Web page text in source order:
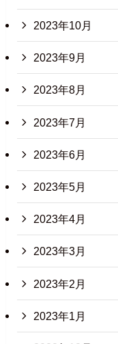
2023年10月
2023年9月
2023年8月
2023年7月
2023年6月
2023年5月
2023年4月
2023年3月
2023年2月
2023年1月